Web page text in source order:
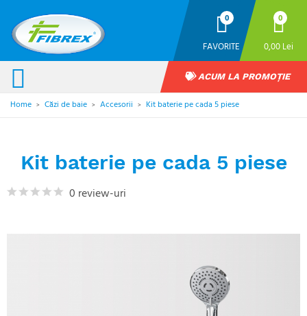
FAVORITE
0 0
0,00 Lei
ACUM LA PROMOȚIE
Home > Căzi de baie > Accesorii > Kit baterie pe cada 5 piese
Kit baterie pe cada 5 piese
0 review-uri